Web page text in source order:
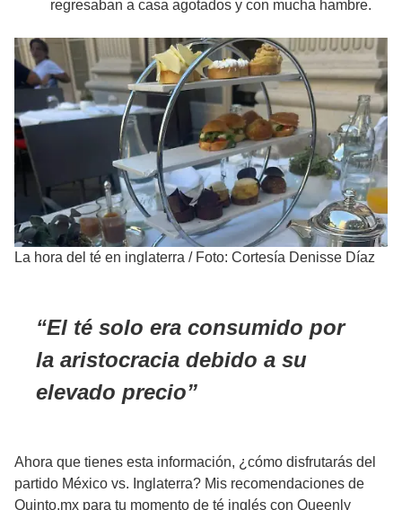
regresaban a casa agotados y con mucha hambre.
La hora del té en inglaterra / Foto: Cortesía Denisse Díaz
El té solo era consumido por
la aristocracia debido a su
elevado precio
Ahora que tienes esta información, ¿cómo disfrutarás del
partido México vs. Inglaterra? Mis recomendaciones de
Quinto.mx para tu momento de té inglés con Queenly